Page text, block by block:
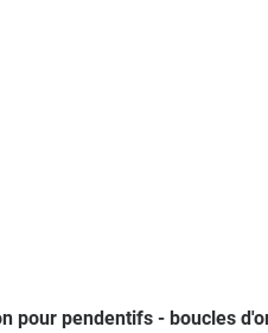
pendentifs - boucles